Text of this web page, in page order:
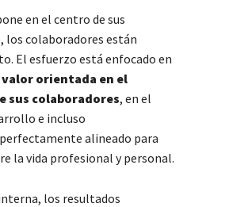
en el centro de sus
los colaboradores están
El esfuerzo está enfocado en
orientada en el
sus colaboradores, en el
e incluso
alineado para
la vida profesional y personal.
los resultados